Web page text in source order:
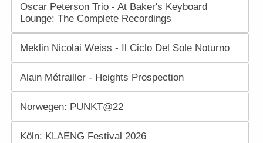
Oscar Peterson Trio - At Baker's Keyboard
Lounge: The Complete Recordings
Meklin Nicolai Weiss - Il Ciclo Del Sole Noturno
Alain Métrailler - Heights Prospection
Norwegen: PUNKT@22
Köln: KLAENG Festival 2026